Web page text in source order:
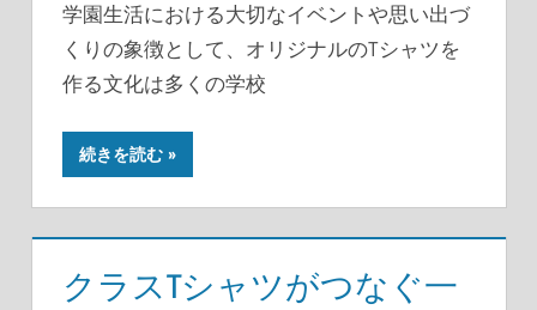
学園生活における大切なイベントや思い出づ
くりの象徴として、オリジナルのTシャツを
作る文化は多くの学校
続きを読む
クラスTシャツがつなぐ一